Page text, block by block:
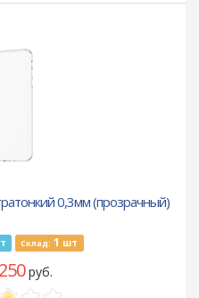
0,3мм (прозрачный)
Склад: 1 шт
250руб.